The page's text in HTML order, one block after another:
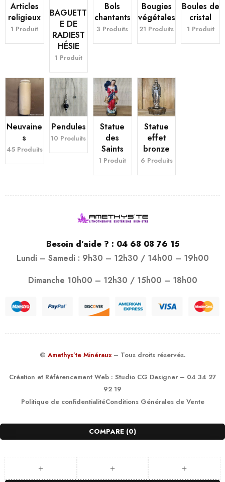
Articles
religieux
1 Produit
BAGUETT
E DE
RADIEST
HÉSIE
1 Produit
Bols
chantants
3 Produits
Bougies
végétales
21 Produits
Boules de
cristal
1 Produit
Neuvaine
s
45 Produits
Pendules
10 Produits
Statue
des
Saints
1 Produit
Statue
effet
bronze
6 Produits
Besoin d’aide ? : 04 68 08 76 15
Lundi – Samedi : 9h30 – 12h30 / 14h00 – 19h00
Dimanche 10h00 – 12h30 / 15h00 – 18h00
© Amethys’te Minéraux – Tous droits réservés.
Création et Référencement Web : Studio CG Designer– 04 34 27
92 19
Politique de confidentialitéConditions Générales de Vente
COMPARE (0)